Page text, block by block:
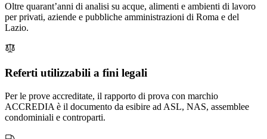
Oltre quarant’anni di analisi su acque, alimenti e ambienti di lavoro
per privati, aziende e pubbliche amministrazioni di Roma e del
Lazio.
Referti utilizzabili a fini legali
Per le prove accreditate, il rapporto di prova con marchio
ACCREDIA è il documento da esibire ad ASL, NAS, assemblee
condominiali e controparti.